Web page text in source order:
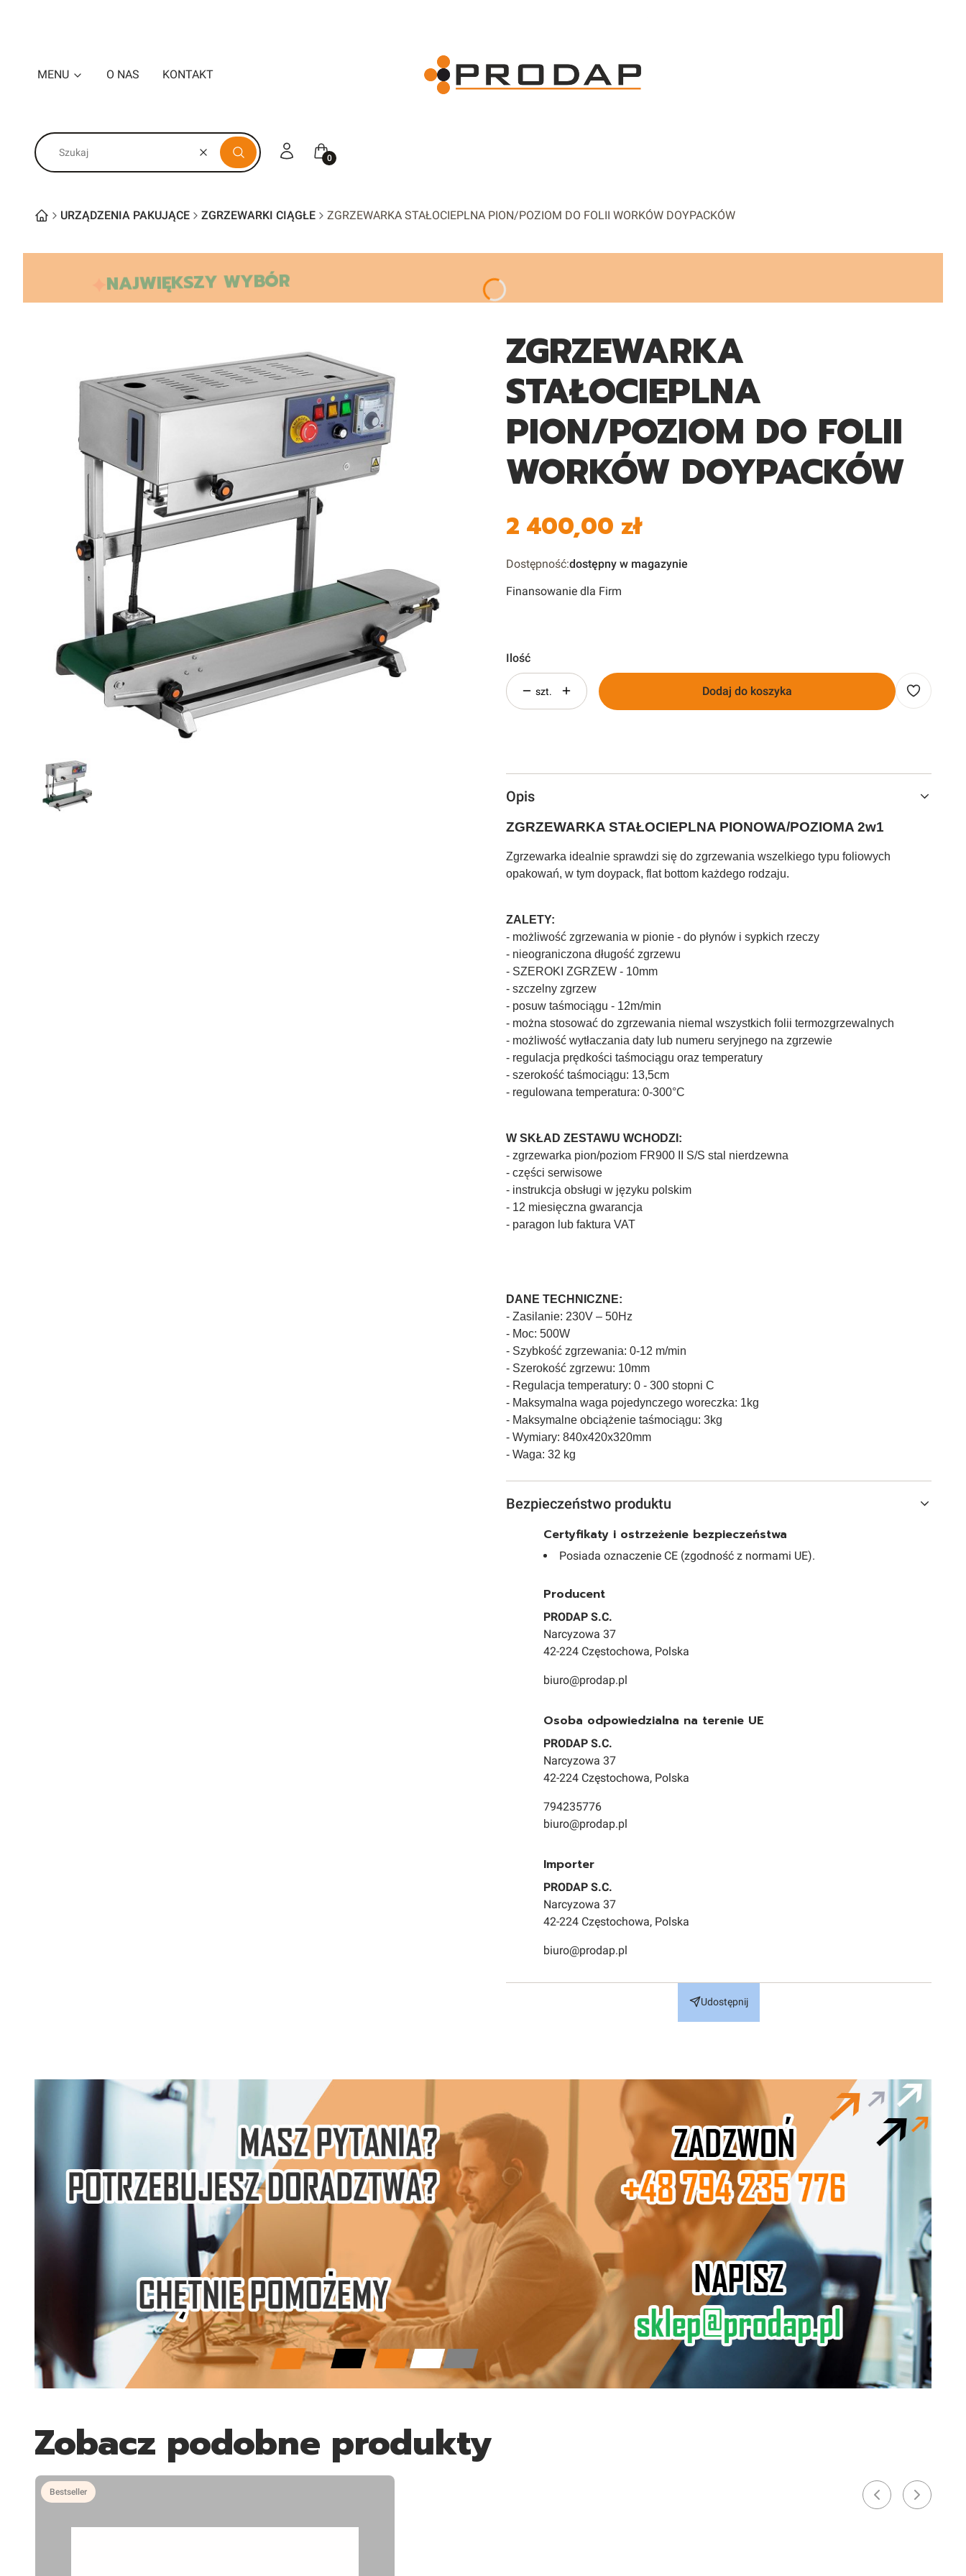
MENU O NAS KONTAKT
WyczyśćSzukaj
Zaloguj sięKoszyk
URZĄDZENIA PAKUJĄCE ZGRZEWARKI CIĄGŁE ZGRZEWARKA STAŁOCIEPLNA PION/POZIOM DO FOLII WORKÓW DOYPACKÓW
NAJWIĘKSZY WYBÓR
ZGRZEWARKA
STAŁOCIEPLNA
PION/POZIOM DO FOLII
WORKÓW DOYPACKÓW
Cena
2 400,00 zł
Dostępność:dostępny w magazynie
Finansowanie dla Firm
Ilość
szt. Dodaj do koszyka
Opis
ZGRZEWARKA STAŁOCIEPLNA PIONOWA/POZIOMA 2w1
Zgrzewarka idealnie sprawdzi się do zgrzewania wszelkiego typu foliowych
opakowań, w tym doypack, flat bottom każdego rodzaju.
ZALETY:
- możliwość zgrzewania w pionie - do płynów i sypkich rzeczy
- nieograniczona długość zgrzewu
- SZEROKI ZGRZEW - 10mm
- szczelny zgrzew
- posuw taśmociągu - 12m/min
- można stosować do zgrzewania niemal wszystkich folii termozgrzewalnych
- możliwość wytłaczania daty lub numeru seryjnego na zgrzewie
- regulacja prędkości taśmociągu oraz temperatury
- szerokość taśmociągu: 13,5cm
- regulowana temperatura: 0-300°C
W SKŁAD ZESTAWU WCHODZI:
- zgrzewarka pion/poziom FR900 II S/S stal nierdzewna
- części serwisowe
- instrukcja obsługi w języku polskim
- 12 miesięczna gwarancja
- paragon lub faktura VAT
DANE TECHNICZNE:
- Zasilanie: 230V – 50Hz
- Moc: 500W
- Szybkość zgrzewania: 0-12 m/min
- Szerokość zgrzewu: 10mm
- Regulacja temperatury: 0 - 300 stopni C
- Maksymalna waga pojedynczego woreczka: 1kg
- Maksymalne obciążenie taśmociągu: 3kg
- Wymiary: 840x420x320mm
- Waga: 32 kg
Bezpieczeństwo produktu
Certyfikaty i ostrzeżenie bezpieczeństwa
Posiada oznaczenie CE (zgodność z normami UE).
Producent
PRODAP S.C.
Narcyzowa 37
42-224 Częstochowa, Polska
biuro@prodap.pl
Osoba odpowiedzialna na terenie UE
PRODAP S.C.
Narcyzowa 37
42-224 Częstochowa, Polska
794235776
biuro@prodap.pl
Importer
PRODAP S.C.
Narcyzowa 37
42-224 Częstochowa, Polska
biuro@prodap.pl
Udostępnij
Zobacz podobne produkty
Bestseller